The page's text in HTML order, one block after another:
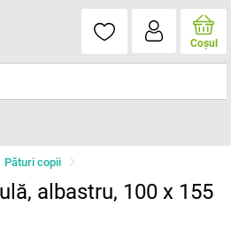
Coşul
Pături copii
albastru, 100 x 155